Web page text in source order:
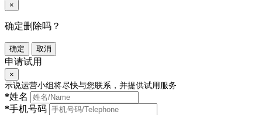
×
确定删除吗？
确定 取消
申请试用
×
示说运营小组将尽快与您联系，并提供试用服务
*姓名
*手机号码